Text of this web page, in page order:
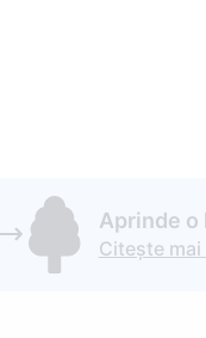
Aprinde o
Citește